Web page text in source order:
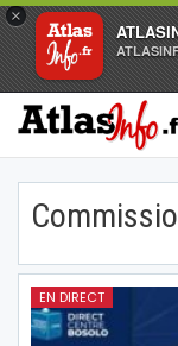
×
EN DIRECT